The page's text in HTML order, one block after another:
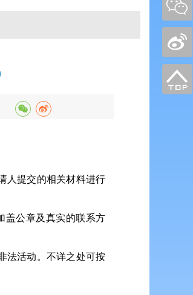
人提交的相关材料进行
盖公章及真实的联系方
法活动。不详之处可按